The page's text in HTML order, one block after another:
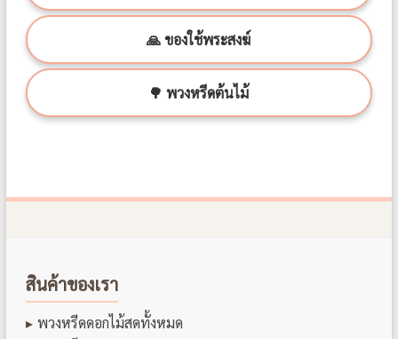
🙏 ของใช้พระสงฆ์
🌳 พวงหรีดต้นไม้
สินค้าของเรา
พวงหรีดดอกไม้สดทั้งหมด